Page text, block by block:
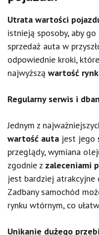
Utrata wartości
istnieją sposoby, aby
sprzedaż auta w
odpowiednie kroki,
najwyższą wartość
Regularny serwis i
Jednym z
wartość auta jest jego
przeglądy, wymiana
zgodnie z zaleceniami
jest bardziej atrakcyjne
Zadbany samochód
rynku wtórnym, co
Unikanie dużego